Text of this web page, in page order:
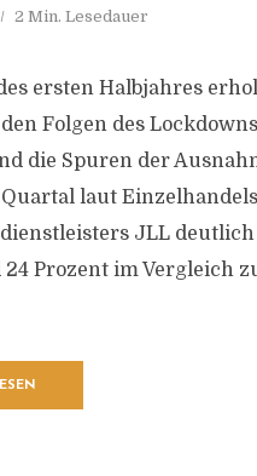
2 Min. Lesedauer
ersten Halbjahres
Folgen des
die Spuren der
laut
JLL
Prozent im Vergleich